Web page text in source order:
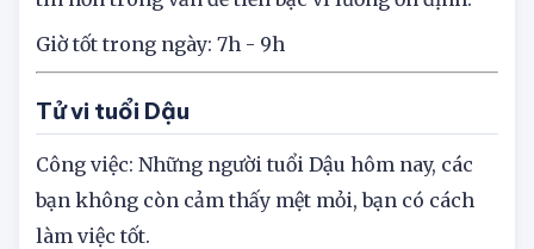
Tài chính: Chính Tài trợ lực giúp tuổi Thân tự
tin hơn trong vấn đề tiền bạc vì lương ổn định.
Giờ tốt trong ngày: 7h - 9h
Tử vi tuổi Dậu
Công việc: Những người tuổi Dậu hôm nay, các